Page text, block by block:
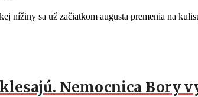
nížiny sa už začiatkom augusta premenia na
Nemocnica Bory